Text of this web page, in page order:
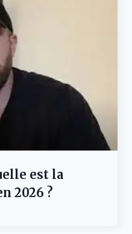
est la
2026 ?